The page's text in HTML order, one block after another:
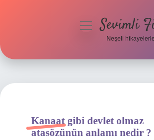
Hakkımızda
menüyüSevimli
Neşeli
Kanaat gibi devlet olmaz
atasözünün anlamı nedir ?